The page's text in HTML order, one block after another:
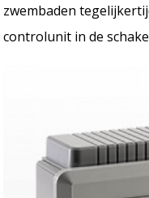
zwembaden
controlunit in de